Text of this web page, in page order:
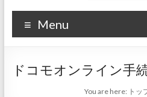
バ
イ
ル
び
ビュ
ホ値
Menu
ドコモオンライン手
You are here: トッ